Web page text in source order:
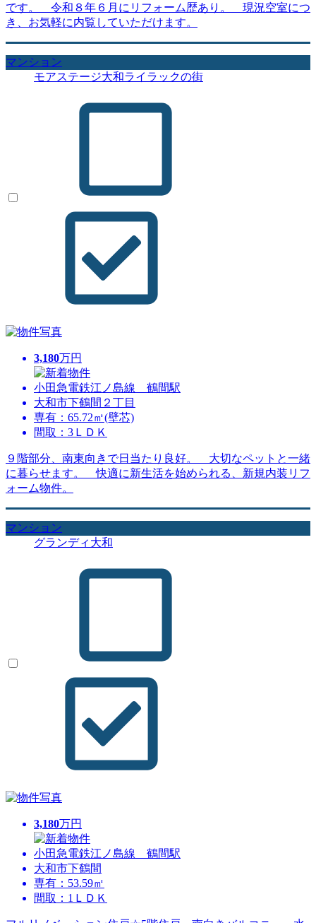
です。 令和８年６月にリフォーム歴あり。 現況空室につ
き、お気軽に内覧していただけます。
マンション
モアステージ大和ライラックの街
3,180万円
小田急電鉄江ノ島線 鶴間駅
大和市下鶴間２丁目
専有：65.72㎡(壁芯)
間取：3ＬＤＫ
９階部分、南東向きで日当たり良好。 大切なペットと一緒
に暮らせます。 快適に新生活を始められる、新規内装リフ
ォーム物件。
マンション
グランディ大和
3,180万円
小田急電鉄江ノ島線 鶴間駅
大和市下鶴間
専有：53.59㎡
間取：1ＬＤＫ